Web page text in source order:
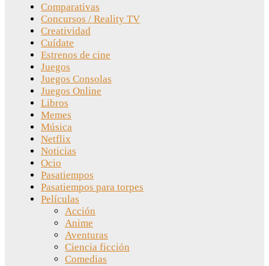
Comparativas
Concursos / Reality TV
Creatividad
Cuídate
Estrenos de cine
Juegos
Juegos Consolas
Juegos Online
Libros
Memes
Música
Netflix
Noticias
Ocio
Pasatiempos
Pasatiempos para torpes
Películas
Acción
Anime
Aventuras
Ciencia ficción
Comedias